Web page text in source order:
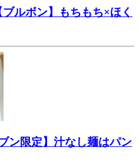
ルボン】もちもち×ほく
ン限定】汁なし麺はパン